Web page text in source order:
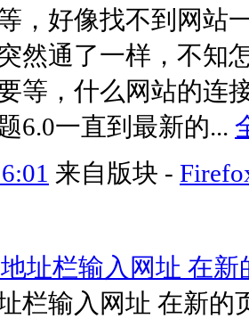
，好像找不到网站
然通了一样，不知
等，什么网站的连
6.0一直到最新的...
来自版块 -
址栏输入网址 在
栏输入网址 在新